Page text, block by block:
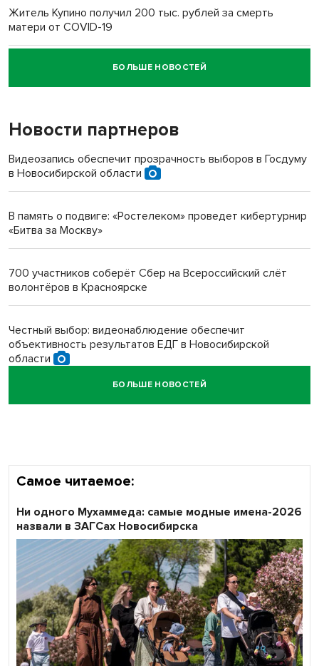
Житель Купино получил 200 тыс. рублей за смерть
матери от COVID-19
Новосибирский суд наказал водителя за смерть
пенсионерки на вокзале
«Мы живём на пастбище!»: в новосибирском селе лошади
терроризируют жителей
Инвалид получил условный срок за избиение врачей
Новосибирский преподаватель с женой вошли в топ-16
Обновлённое отделение ВТБ открылось в Искитиме
БОЛЬШЕ НОВОСТЕЙ
Новости партнеров
Видеозапись обеспечит прозрачность выборов в Госдуму
в Новосибирской области
В память о подвиге: «Ростелеком» проведет кибертурнир
«Битва за Москву»
700 участников соберёт Сбер на Всероссийский слёт
волонтёров в Красноярске
Честный выбор: видеонаблюдение обеспечит
объективность результатов ЕДГ в Новосибирской
области
Кибертанки пошли в бой: «Ростелеком» объявляет
БОЛЬШЕ НОВОСТЕЙ
Самое читаемое:
Ни одного Мухаммеда: самые модные имена-2026
назвали в ЗАГСах Новосибирска